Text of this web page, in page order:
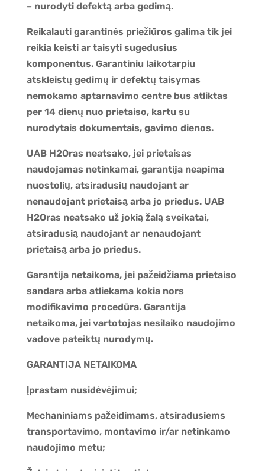
– nurodyti defektą arba gedimą.
Reikalauti garantinės priežiūros galima tik jei
reikia keisti ar taisyti sugedusius
komponentus. Garantiniu laikotarpiu
atskleistų gedimų ir defektų taisymas
nemokamo aptarnavimo centre bus atliktas
per 14 dienų nuo prietaiso, kartu su
nurodytais dokumentais, gavimo dienos.
UAB H2Oras neatsako, jei prietaisas
naudojamas netinkamai, garantija neapima
nuostolių, atsiradusių naudojant ar
nenaudojant prietaisą arba jo priedus. UAB
H2Oras neatsako už jokią žalą sveikatai,
atsiradusią naudojant ar nenaudojant
prietaisą arba jo priedus.
Garantija netaikoma, jei pažeidžiama prietaiso
sandara arba atliekama kokia nors
modifikavimo procedūra. Garantija
netaikoma, jei vartotojas nesilaiko naudojimo
vadove pateiktų nurodymų.
GARANTIJA NETAIKOMA
Įprastam nusidėvėjimui;
Mechaniniams pažeidimams, atsiradusiems
transportavimo, montavimo ir/ar netinkamo
naudojimo metu;